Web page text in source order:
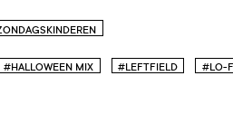
#HALLOWEEN MIX #LEFTFIELD #LO-